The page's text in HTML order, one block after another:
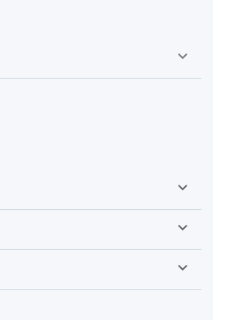



